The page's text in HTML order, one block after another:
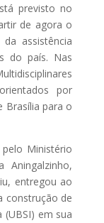
previsto no
de agora o
assistência
do país. Nas
por
Brasília para o
Ministério
Aningalzinho,
entregou ao
construção de
(UBSI) em sua